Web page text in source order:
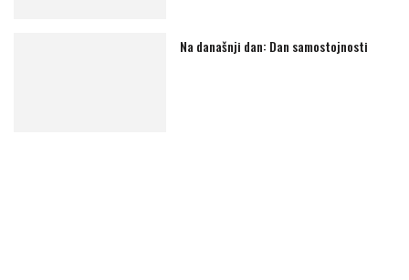
Na današnji dan: Dan samostojnosti